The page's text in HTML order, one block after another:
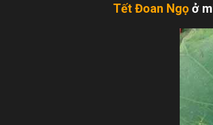
Tết Đoan Ngọ ở